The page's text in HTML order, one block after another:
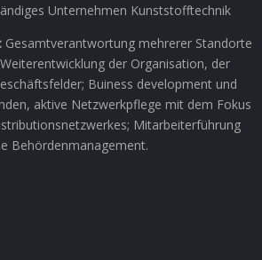
Unternehmen Kunststofftechnik
Gesamtverantwortung mehrerer Standorte
der Organisation, der
Buiness development und
aktive Netzwerkpflege mit dem Fokus
Mitarbeiterführung
Behördenmanagement.